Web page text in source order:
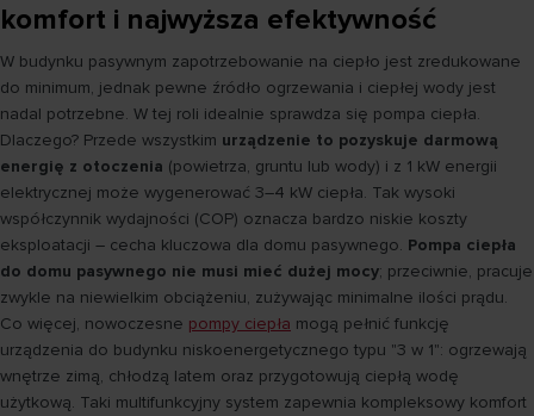
komfort i najwyższa efektywność
W budynku pasywnym zapotrzebowanie na ciepło jest zredukowane
do minimum, jednak pewne źródło ogrzewania i ciepłej wody jest
nadal potrzebne. W tej roli idealnie sprawdza się pompa ciepła.
Dlaczego? Przede wszystkim urządzenie to pozyskuje darmową
energię z otoczenia (powietrza, gruntu lub wody) i z 1 kW energii
elektrycznej może wygenerować 3–4 kW ciepła. Tak wysoki
współczynnik wydajności (COP) oznacza bardzo niskie koszty
eksploatacji – cecha kluczowa dla domu pasywnego. Pompa ciepła
do domu pasywnego nie musi mieć dużej mocy; przeciwnie, pracuje
zwykle na niewielkim obciążeniu, zużywając minimalne ilości prądu.
Co więcej, nowoczesne pompy ciepła mogą pełnić funkcję
urządzenia do budynku niskoenergetycznego typu "3 w 1": ogrzewają
wnętrze zimą, chłodzą latem oraz przygotowują ciepłą wodę
użytkową. Taki multifunkcyjny system zapewnia kompleksowy komfort